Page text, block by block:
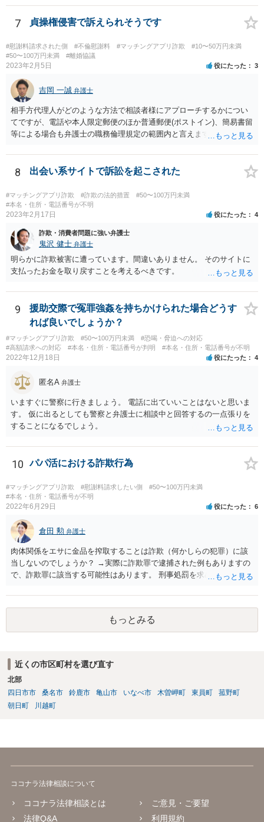
た事情があったのでしょうか。 公表するにしても、見る人に受け入れ
られる内容のものでなければなりません。 そうでなければ、逆に、あ
なたが、民事上又は刑事上の責任を負う恐れがあります。 重々ご注意
なさいますよう。
7 貞操権侵害で訴えられそうです
#慰謝料請求された側 #不倫慰謝料 #マッチングアプリ詐欺
#10〜50万円未満
#50〜100万円未満
#離婚協議
2023年2月5日 役にたった 3
吉岡 一誠 弁護士
相手方代理人がどのような方法で相談者様にアプローチするかについ
てですが、電話や本人限定郵便のほか普通郵便(ポストイン)、簡易書留
等による場合も弁護士の職務倫理規定の範囲内と言えますので、必ず
が弁護士に依頼するより前に、先んじて相談者様が弁護士に依頼をす
る場合、相手方代理人は相談者様の代理人弁護士を飛び越えて相談者
様の自宅に書面を郵送することが職務倫理上許されなくなる(懲戒処分
の対象になり得る)ため、家族にバレてしまうことを回避したいという
ご意向であれば、早めに弁護士に依頼をするというのも一つかと思い
ます(もちろん、このまま何事もなく終結する可能性もあるでしょうか
ら、藪蛇になるリスクもあるところではありますが)。 相手方がある話
ではあるので、最終的な和解の見通しは何とも言えませんが、弁護士
に依頼することで低額での和解に至れるということもあるでしょう。
8 出会い系サイトで訴訟を起こされた
#マッチングアプリ詐欺 #詐欺の法的措置
#50〜100万円未満
#本名・住所・電話番号が不明
2023年2月17日 役にたった 4
詐欺・消費者問題に強い弁護士
鬼沢 健士 弁護士
明らかに詐欺被害に遭っています。間違いありません。 そのサイトに
支払ったお金を取り戻すことを考えるべきです。
9
援助交際で冤罪強姦を持ちかけられた場合どうす
れば良いでしょうか？
#マッチングアプリ詐欺 #50〜100万円未満
#恐喝・脅迫への対応
#高額請求への対応
#本名・住所・電話番号が判明 #本名・住所・電話番号が不明
2022年12月18日 役にたった 4
匿名A 弁護士
いますぐに警察に行きましょう。 電話に出ていいことはないと思いま
す。 仮に出るとしても警察と弁護士に相談中と回答するの一点張りを
することになるでしょう。
10 パパ活における詐欺行為
#マッチングアプリ詐欺 #慰謝料請求したい側
#50〜100万円未満
#本名・住所・電話番号が不明
2022年6月29日 役にたった 6
倉田 勲 弁護士
肉体関係をエサに金品を搾取することは詐欺（何かしらの犯罪）に該
当しないのでしょうか？ →実際に詐欺罪で逮捕された例もありますの
で、詐欺罪に該当する可能性はあります。 刑事処罰を求めたいという
もっとみる
近くの市区町村を選び直す
北部
四日市市
桑名市 鈴鹿市 亀山市 いなべ市 木曽岬町 東員町
菰野町
朝日町
川越町
ココナラ法律相談について
ココナラ法律相談とは
法律Q&A
ご意見・ご要望
利用規約